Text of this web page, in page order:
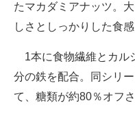
たマカダミアナッツ。
しさとしっかりした食
1本に食物繊維とカル
分の鉄を配合。同シリ
て、糖類が約80％オフ